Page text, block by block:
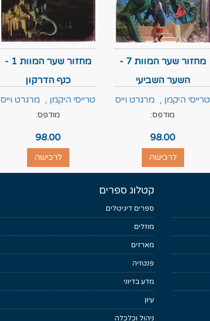
מחזור שער המוות 7 -
השער השביעי
טרייסי היקמן , מרגרט וייס
מודפס:
98.00
לרכישה
מחזור שער המוות 1 -
כנף הדרקון
טרייסי היקמן , מרגרט וייס
מודפס:
98.00
לרכישה
קטלוג ספרים
ספרים דיגיטלים
מוזלים
מארזים
פנטזיה
מדע בדיוני
עיון
ניהול וכלכלה